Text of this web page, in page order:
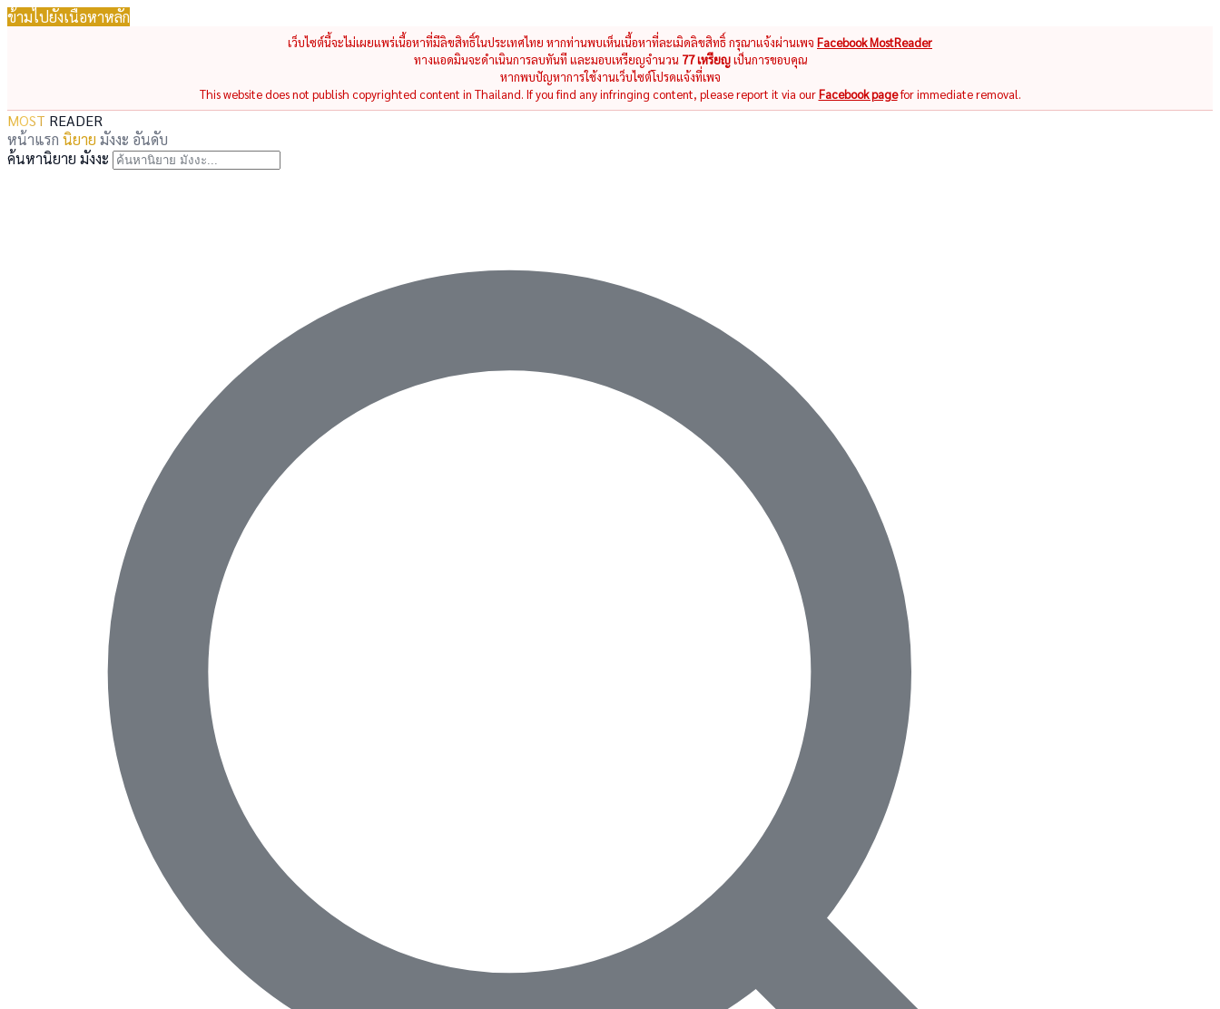
ข้ามไปยังเนื้อหาหลัก
เว็บไซต์นี้จะไม่เผยแพร่เนื้อหาที่มีลิขสิทธิ์ในประเทศไทย หากท่านพบเห็นเนื้อหาที่ละเมิดลิขสิทธิ์ กรุณาแจ้งผ่านเพจ Facebook MostReader
ทางแอดมินจะดำเนินการลบทันที และมอบเหรียญจำนวน 77 เหรียญเป็นการขอบคุณ
หากพบปัญหาการใช้งานเว็บไซต์โปรดแจ้งที่เพจ
This website does not publish copyrighted content in Thailand. If you find any infringing content, please report it via ourFacebook pagefor immediate removal.
MOST READER
หน้าแรก นิยาย มังงะ อันดับ
ค้นหานิยาย มังงะ